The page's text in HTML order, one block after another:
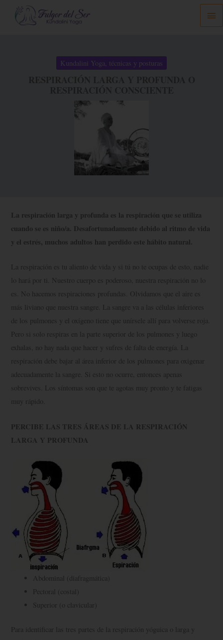
Kundalini Yoga, técnicas y posturas
La respiración larga y profunda es la respiración que se utiliza
cuando se es niño/a. Desafortunadamente debido al ritmo de vida
y el estrés, muchos adultos han perdido este hábito natural.
La respiración es tu aliento de vida y si tú no te ocupas de esto, nadie
lo hará por ti. Nuestro cuerpo es poderoso, nuestra respiración no lo
es. No hacemos respiraciones profundas. Olvidamos que el aire es
más liviano que nuestra sangre. La sangre va a las células inferiores
de los pulmones y el oxígeno tiene que unírsele allí para volverse roja.
Pero si solo respiras en la parte superior de los pulmones y luego
exhalas, no hay nada que hacer y sufres de falta de energía. La
respiración debe bajar al área inferior de los pulmones para oxigenar
adecuadamente la sangre. Si esto no ocurre, entonces apenas
sobrevives. Los síntomas son que te agotas muy pronto y te fatigas
muy rápido.
PERCIBE LAS TRES ÁREAS DE LA RESPIRACIÓN
LARGA Y PROFUNDA
Abdominal (diafragmática)
Pectoral (costal)
Superior (o clavicular)
Para identificar las tres partes de la respiración yóguica o larga y